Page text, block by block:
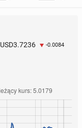
USD3.7236 -0.0084